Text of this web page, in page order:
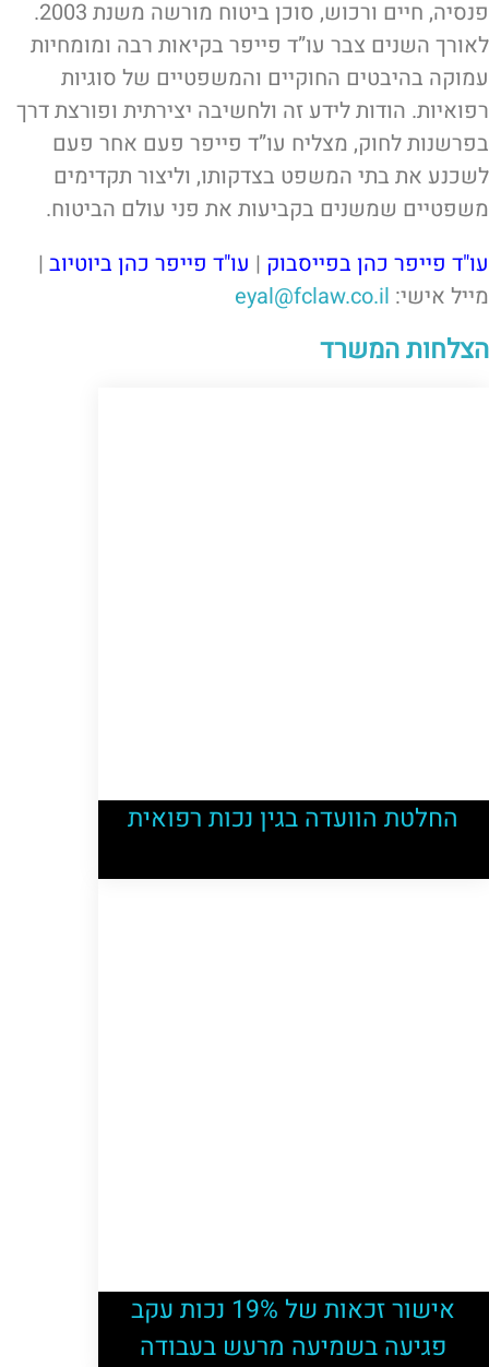
פנסיה, חיים ורכוש, סוכן ביטוח מורשה משנת 2003.
לאורך השנים צבר עו”ד פייפר בקיאות רבה ומומחיות
עמוקה בהיבטים החוקיים והמשפטיים של סוגיות
רפואיות. הודות לידע זה ולחשיבה יצירתית ופורצת דרך
בפרשנות לחוק, מצליח עו”ד פייפר פעם אחר פעם
לשכנע את בתי המשפט בצדקותו, וליצור תקדימים
משפטיים שמשנים בקביעות את פני עולם הביטוח.
עו"ד פייפר כהן בפייסבוק | עו"ד פייפר כהן ביוטיוב |
מייל אישי: eyal@fclaw.co.il
הצלחות המשרד
החלטת הוועדה בגין נכות רפואית
אישור זכאות של 19% נכות עקב
פגיעה בשמיעה מרעש בעבודה